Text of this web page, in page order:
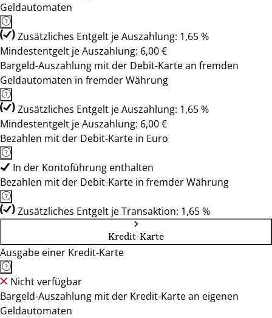
Geldautomaten
Zusätzliches Entgelt je Auszahlung: 1,65 %
Mindestentgelt je Auszahlung: 6,00 €
Bargeld-Auszahlung mit der Debit-Karte an fremden
Geldautomaten in fremder Währung
Zusätzliches Entgelt je Auszahlung: 1,65 %
Mindestentgelt je Auszahlung: 6,00 €
Bezahlen mit der Debit-Karte in Euro
In der Kontoführung enthalten
Bezahlen mit der Debit-Karte in fremder Währung
Zusätzliches Entgelt je Transaktion: 1,65 %
Kredit-Karte
Ausgabe einer Kredit-Karte
Nicht verfügbar
Bargeld-Auszahlung mit der Kredit-Karte an eigenen
Geldautomaten